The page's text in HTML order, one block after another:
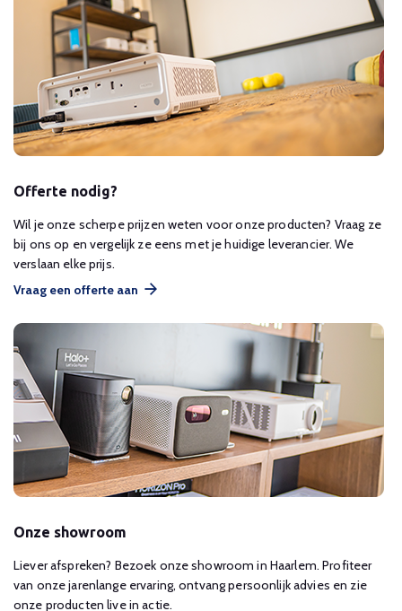
Offerte nodig?
Wil je onze scherpe prijzen weten voor onze producten? Vraag ze
bij ons op en vergelijk ze eens met je huidige leverancier. We
verslaan elke prijs.
Vraag een offerte aan
Onze showroom
Liever afspreken? Bezoek onze showroom in Haarlem. Profiteer
van onze jarenlange ervaring, ontvang persoonlijk advies en zie
onze producten live in actie.